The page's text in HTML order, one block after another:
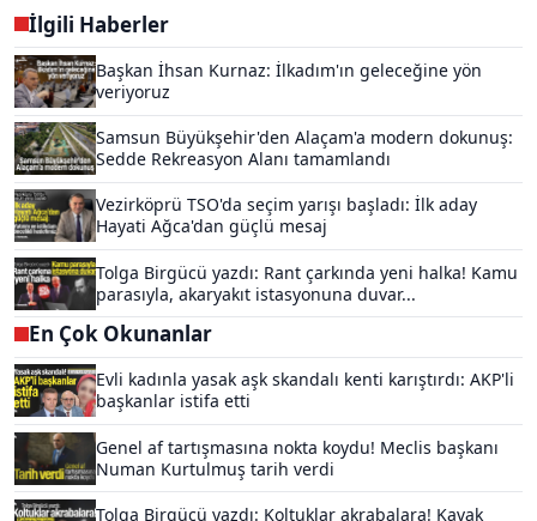
İlgili Haberler
Başkan İhsan Kurnaz: İlkadım'ın geleceğine yön
veriyoruz
Samsun Büyükşehir'den Alaçam'a modern dokunuş:
Sedde Rekreasyon Alanı tamamlandı
Vezirköprü TSO'da seçim yarışı başladı: İlk aday
Hayati Ağca'dan güçlü mesaj
Tolga Birgücü yazdı: Rant çarkında yeni halka! Kamu
parasıyla, akaryakıt istasyonuna duvar...
En Çok Okunanlar
Evli kadınla yasak aşk skandalı kenti karıştırdı: AKP'li
başkanlar istifa etti
Genel af tartışmasına nokta koydu! Meclis başkanı
Numan Kurtulmuş tarih verdi
Tolga Birgücü yazdı: Koltuklar akrabalara! Kavak